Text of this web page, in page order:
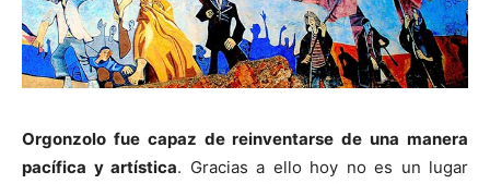
Orgonzolo fue capaz de reinventarse de una manera
pacífica y artística. Gracias a ello hoy no es un lugar